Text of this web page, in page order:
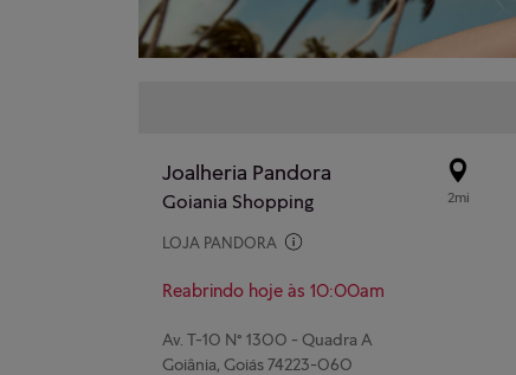
Joalheria Pandora
Goiania Shopping
LOJA PANDORA
Reabrindo hoje às 10:00am
2mi
Av. T-10 N° 1300 - Quadra A
Goiânia, Goiás 74223-060